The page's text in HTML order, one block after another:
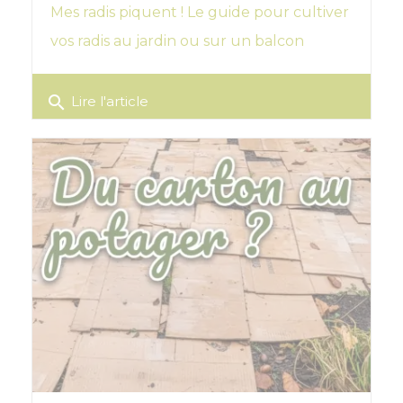
Mes radis piquent ! Le guide pour cultiver
vos radis au jardin ou sur un balcon
search Lire l'article